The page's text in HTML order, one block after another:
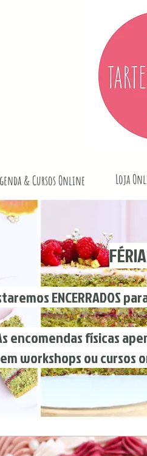
& Cursos Online Loja
ENCERRADOS
físicas apenas
ou cursos